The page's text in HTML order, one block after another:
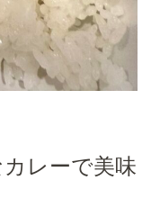
レーで美味